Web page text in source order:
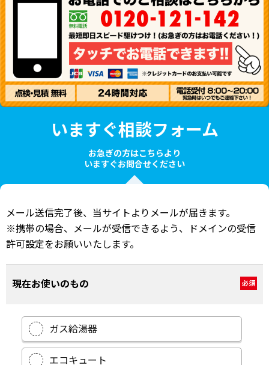
いますぐ相談フォーム
お急ぎの方はこちらより
いますぐお問合せください
メール送信完了後、当サイトよりメールが届きます。
※携帯の場合、メールが受信できるよう、ドメインの受信
許可設定をお願いいたします。
現在お使いのもの 必須
ガス給湯器
エコキュート